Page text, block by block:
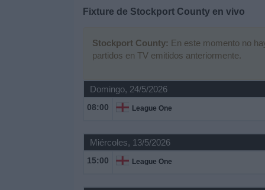
Fixture de Stockport Countyen vivo
Stockport County: En este momento no
partidos en TV emitidos anteriormente.
Domingo, 24/5/2026
08:00 League One
Miércoles, 13/5/2026
15:00 League One